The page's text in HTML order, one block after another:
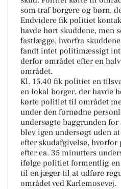
som traf borgere og børn,
Endvidere fik politiet
havde hørt skuddene, men
fastlægge, hvorfra
fandt intet politimæssigt
derfor området efter en
området.
Kl. 15.40 fik politiet en
en lokal borger, der havde
kørte politiet til området
under den fornødne
undersøgte baggrunden
blev igen undersøgt uden
efter skudafgivelse,
efter ca. 35 minutters
ifølge politiet formentlig
til en jæger til at udføre
området ved Karlemosevej.